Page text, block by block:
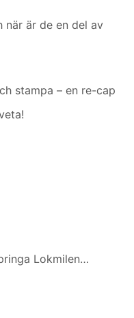
när är de en del av
stampa – en re-cap
Lokmilen…